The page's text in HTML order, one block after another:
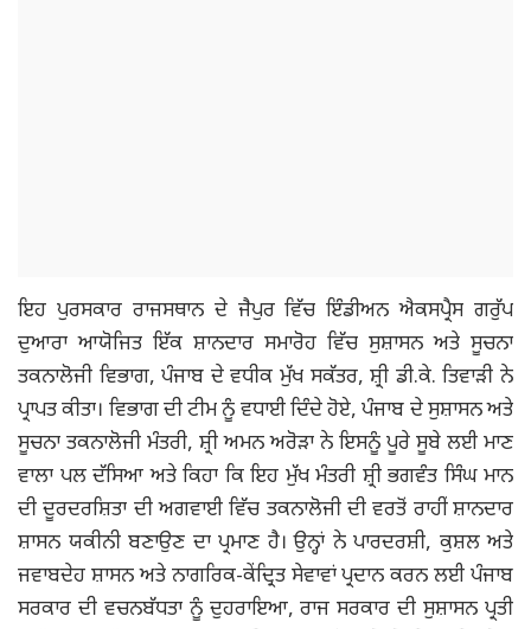
ਇਹ ਪੁਰਸਕਾਰ ਰਾਜਸਥਾਨ ਦੇ ਜੈਪੁਰ ਵਿੱਚ ਇੰਡੀਅਨ ਐਕਸਪ੍ਰੈਸ ਗਰੁੱਪ
ਦੁਆਰਾ ਆਯੋਜਿਤ ਇੱਕ ਸ਼ਾਨਦਾਰ ਸਮਾਰੋਹ ਵਿੱਚ ਸੁਸ਼ਾਸਨ ਅਤੇ ਸੂਚਨਾ
ਤਕਨਾਲੋਜੀ ਵਿਭਾਗ, ਪੰਜਾਬ ਦੇ ਵਧੀਕ ਮੁੱਖ ਸਕੱਤਰ, ਸ਼੍ਰੀ ਡੀ.ਕੇ. ਤਿਵਾੜੀ ਨੇ
ਪ੍ਰਾਪਤ ਕੀਤਾ। ਵਿਭਾਗ ਦੀ ਟੀਮ ਨੂੰ ਵਧਾਈ ਦਿੰਦੇ ਹੋਏ, ਪੰਜਾਬ ਦੇ ਸੁਸ਼ਾਸਨ ਅਤੇ
ਸੂਚਨਾ ਤਕਨਾਲੋਜੀ ਮੰਤਰੀ, ਸ਼੍ਰੀ ਅਮਨ ਅਰੋੜਾ ਨੇ ਇਸਨੂੰ ਪੂਰੇ ਸੂਬੇ ਲਈ ਮਾਣ
ਵਾਲਾ ਪਲ ਦੱਸਿਆ ਅਤੇ ਕਿਹਾ ਕਿ ਇਹ ਮੁੱਖ ਮੰਤਰੀ ਸ਼੍ਰੀ ਭਗਵੰਤ ਸਿੰਘ ਮਾਨ
ਦੀ ਦੂਰਦਰਸ਼ਿਤਾ ਦੀ ਅਗਵਾਈ ਵਿੱਚ ਤਕਨਾਲੋਜੀ ਦੀ ਵਰਤੋਂ ਰਾਹੀਂ ਸ਼ਾਨਦਾਰ
ਸ਼ਾਸਨ ਯਕੀਨੀ ਬਣਾਉਣ ਦਾ ਪ੍ਰਮਾਣ ਹੈ। ਉਨ੍ਹਾਂ ਨੇ ਪਾਰਦਰਸ਼ੀ, ਕੁਸ਼ਲ ਅਤੇ
ਜਵਾਬਦੇਹ ਸ਼ਾਸਨ ਅਤੇ ਨਾਗਰਿਕ-ਕੇਂਦ੍ਰਿਤ ਸੇਵਾਵਾਂ ਪ੍ਰਦਾਨ ਕਰਨ ਲਈ ਪੰਜਾਬ
ਸਰਕਾਰ ਦੀ ਵਚਨਬੱਧਤਾ ਨੂੰ ਦੁਹਰਾਇਆ, ਰਾਜ ਸਰਕਾਰ ਦੀ ਸੁਸ਼ਾਸਨ ਪ੍ਰਤੀ